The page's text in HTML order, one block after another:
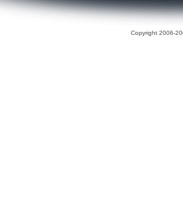
Copyright 2006-